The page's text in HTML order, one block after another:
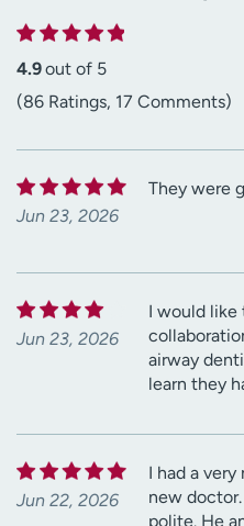
4.9out of 5
(86 Ratings, 17 Comments)
Jun 23, 2026
They were
Jun 23, 2026
I would like
airway
learn they
Jun 22, 2026
I had a
new
polite. He